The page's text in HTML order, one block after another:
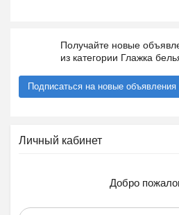
Получайте новые
из категории Глажка
Подписаться на новые объявления
Личный кабинет
Добро